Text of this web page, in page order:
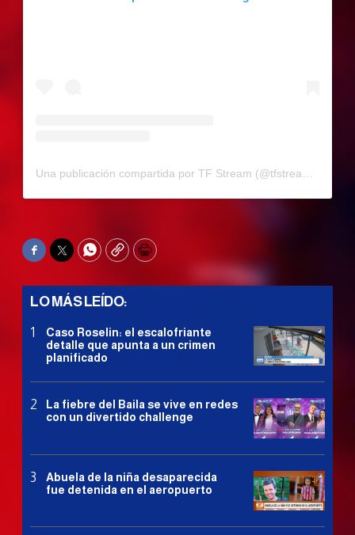
Facebook
TwitterWhatsApp
CopyPrint
LO MÁS LEÍDO:
Caso Roselin: el escalofriante
detalle que apunta a un crimen
planificado
La fiebre del Baila se vive en redes
con un divertido challenge
Abuela de la niña desaparecida
fue detenida en el aeropuerto